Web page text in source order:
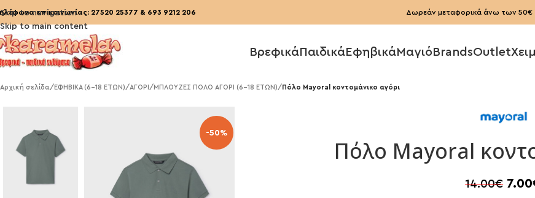
Skip to navigation
Skip to main content
επικοινωνίας: 27520 25377 & 693 9212 206 Δωρεάν μεταφορικά άνω των 50€
Βρεφικά Παιδικά ΕφηβικάΜαγιό BrandsOutlet
Αρχική σελίδα/ ΕΦΗΒΙΚΑ (6-18 ΕΤΩΝ)/ΑΓΟΡΙ /ΜΠΛΟΥΖΕΣ ΠΟΛΟ ΑΓΟΡΙ (6-18 ΕΤΩΝ)/ Πόλο Mayoral κοντομάνικο αγόρι
-50%
Πόλο Mayoral
14.00€ 7.00